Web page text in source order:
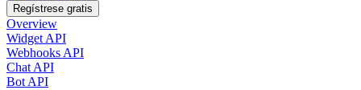
Regístrese gratis
Overview
Widget API
Webhooks API
Chat API
Bot API